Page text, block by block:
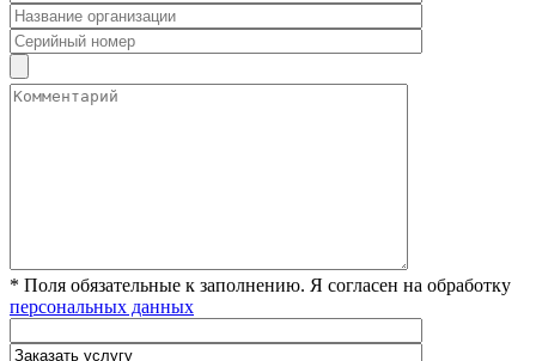
* Поля обязательные к заполнению. Я согласен на обработку
персональных данных